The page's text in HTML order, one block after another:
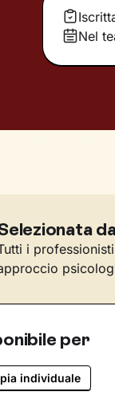
Nel
i
per
individuale